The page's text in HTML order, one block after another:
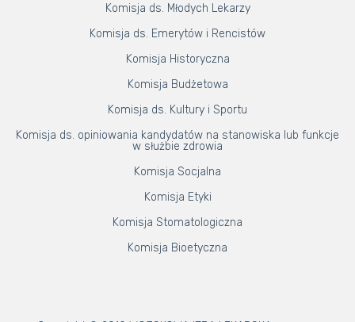
Komisja ds. Młodych Lekarzy
Komisja ds. Emerytów i Rencistów
Komisja Historyczna
Komisja Budżetowa
Komisja ds. Kultury i Sportu
Komisja ds. opiniowania kandydatów na stanowiska lub funkcje
w służbie zdrowia
Komisja Socjalna
Komisja Etyki
Komisja Stomatologiczna
Komisja Bioetyczna